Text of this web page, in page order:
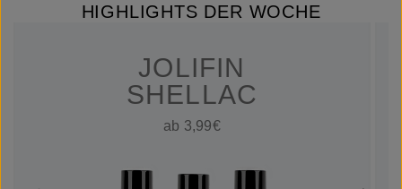
HIGHLIGHTS DER WOCHE
JOLIFIN
SHELLAC
ab 3,99€